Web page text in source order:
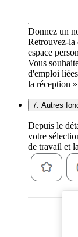
Donnez un
Retrouvez-la
espace
Vous
d'emploi
la réception
7. Autres
Depuis le
votre
de travail et